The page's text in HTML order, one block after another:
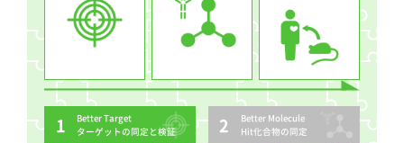
Better Target
ターゲットの同定と検証
Better Molecule
Hit化合物の同定